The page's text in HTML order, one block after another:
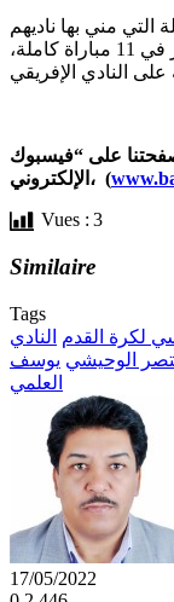
التي مني بها ناديهم
المفضل، ناهيك أنّ النادي الصفاقسي لم ينتصر في 11 مباراة كاملة،
الإلكتروني، (
Vues : 3
Similaire
Tags
لكرة القدم النادي
الوحيشي يوسف
العلمي
17/05/2022